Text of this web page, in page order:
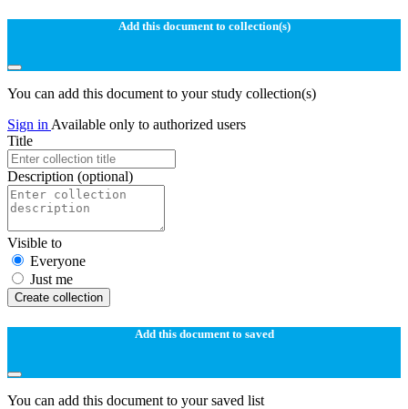
Add this document to collection(s)
You can add this document to your study collection(s)
Sign in Available only to authorized users
Title
Description (optional)
Visible to
Everyone
Just me
Create collection
Add this document to saved
You can add this document to your saved list